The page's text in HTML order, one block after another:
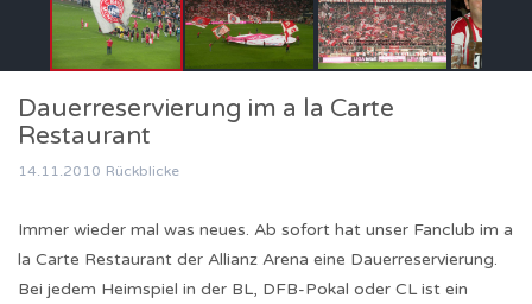
Dauerreservierung im a la Carte
Restaurant
14.11.2010 Rückblicke
Immer wieder mal was neues. Ab sofort hat unser Fanclub im a
la Carte Restaurant der Allianz Arena eine Dauerreservierung.
Bei jedem Heimspiel in der BL, DFB-Pokal oder CL ist ein